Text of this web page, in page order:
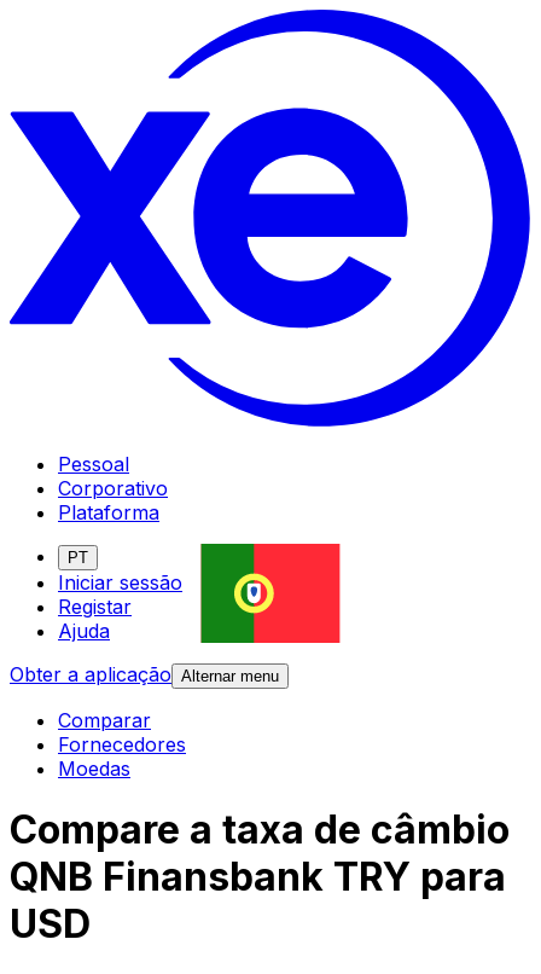
Pessoal
Corporativo
Plataforma
PT
Iniciar sessão
Registar
Ajuda
Obter a aplicação Alternar menu
Comparar
Fornecedores
Moedas
Compare a taxa de câmbio
QNB Finansbank TRY para
USD